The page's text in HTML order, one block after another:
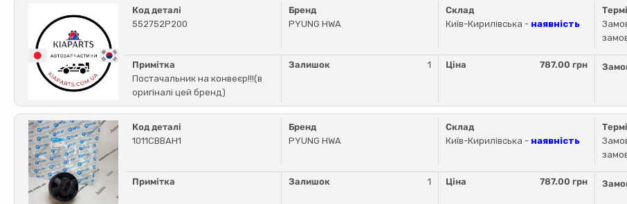
Код деталі
552752P200
Бренд
PYUNG HWA
Склад
Київ-Кирилівська - наявність
Примітка
Постачальник на конвеєр!!!(в
оригіналі цей бренд)
Залишок 1 Ціна 787.00 грн
Код деталі
1011CBBAH1
Бренд
PYUNG HWA
Склад
Київ-Кирилівська - наявність
Примітка Залишок 1 Ціна 787.00 грн